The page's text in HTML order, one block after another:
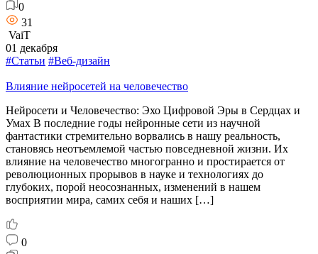
0
31
VaiT
01 декабря
#Статьи #Веб-дизайн
Влияние нейросетей на человечество
Нейросети и Человечество: Эхо Цифровой Эры в Сердцах и
Умах В последние годы нейронные сети из научной
фантастики стремительно ворвались в нашу реальность,
становясь неотъемлемой частью повседневной жизни. Их
влияние на человечество многогранно и простирается от
революционных прорывов в науке и технологиях до
глубоких, порой неосознанных, изменений в нашем
восприятии мира, самих себя и наших […]
0